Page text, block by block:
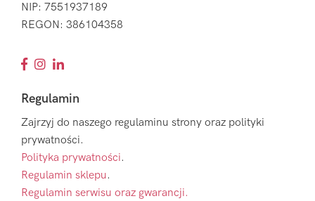
NIP: 7551937189
REGON: 386104358
Regulamin
Zajrzyj do naszego regulaminu strony oraz polityki
prywatności.
Polityka prywatności.
Regulamin sklepu.
Regulamin serwisu oraz gwarancji.